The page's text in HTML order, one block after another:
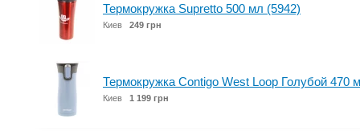
Термокружка Supretto 500 мл (5942)
Киев 249 грн
Термокружка Contigo West Loop Голубой 470
Киев 1 199 грн